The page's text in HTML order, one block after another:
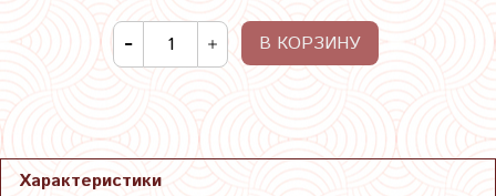
В КОРЗИНУ
Характеристики